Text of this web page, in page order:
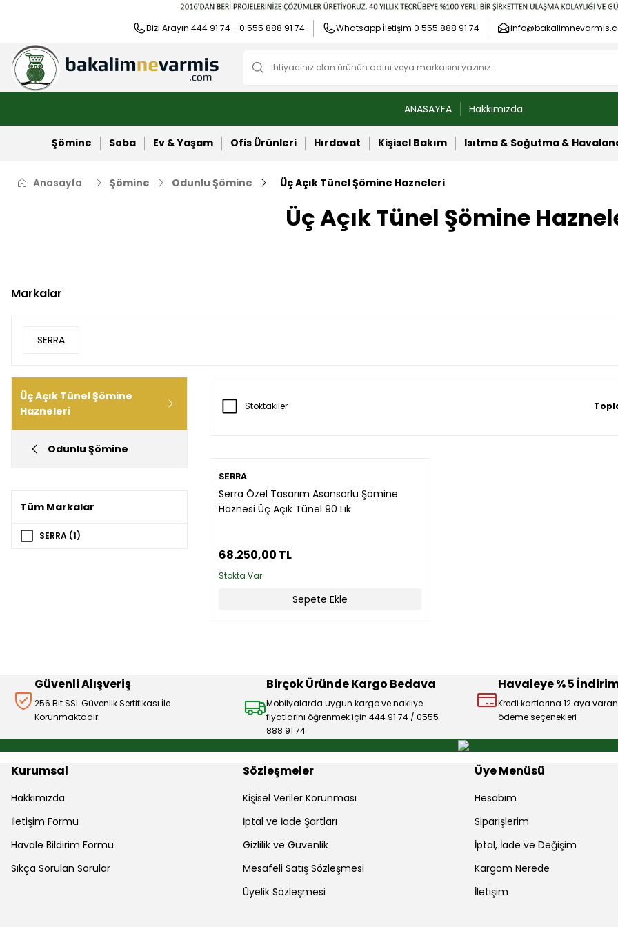
Bizi Arayın 444 91 74 - 0 555 888 91 74 Whatsapp İletişim 0 555 888 91 74
ANASAYFA Hakkımızda
Şömine Soba Ev & Yaşam Ofis Ürünleri Hırdavat Kişisel Bakım Isıtma & Soğutma &
Anasayfa Şömine Odunlu Şömine Üç Açık Tünel Şömine Hazneleri
Üç Açık Tünel Şömine
Markalar
SERRA
Üç Açık Tünel Şömine
Hazneleri
Odunlu Şömine
Tüm Markalar
SERRA (1)
Stoktakiler
SERRA
Serra Özel Tasarım Asansörlü Şömine
Haznesi Üç Açık Tünel 90 Lık
68.250,00 TL
Stokta Var
Sepete Ekle
Güvenli Alışveriş
256 Bit SSL Güvenlik Sertifikası İle
Korunmaktadır.
Birçok Üründe Kargo Bedava
Mobilyalarda uygun kargo ve nakliye
fiyatlarını öğrenmek için 444 91 74 / 0555
888 91 74
Havaleye % 5 İndirim
Kredi kartlarına 12 aya
ödeme seçenekleri
Kurumsal
Hakkımızda
İletişim Formu
Havale Bildirim Formu
Sıkça Sorulan Sorular
Sözleşmeler
Kişisel Veriler Korunması
İptal ve İade Şartları
Gizlilik ve Güvenlik
Mesafeli Satış Sözleşmesi
Üyelik Sözleşmesi
Üye Menüsü
Hesabım
Siparişlerim
İptal, İade ve Değişim
Kargom Nerede
İletişim